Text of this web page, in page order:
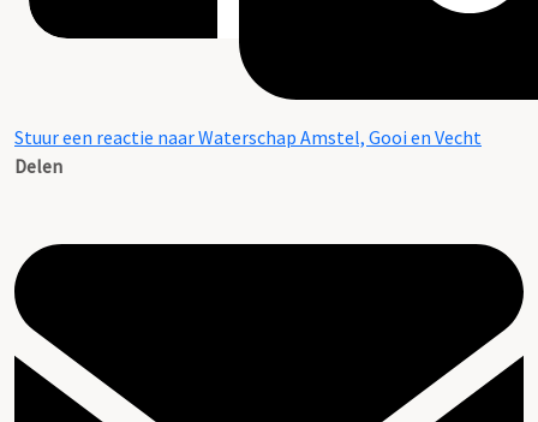
Stuur een reactie naar Waterschap Amstel, Gooi en Vecht
Delen